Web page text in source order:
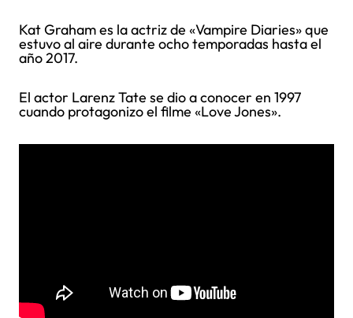
Kat Graham es la actriz de «Vampire Diaries» que
estuvo al aire durante ocho temporadas hasta el
año 2017.
El actor Larenz Tate se dio a conocer en 1997
cuando protagonizo el filme «Love Jones».